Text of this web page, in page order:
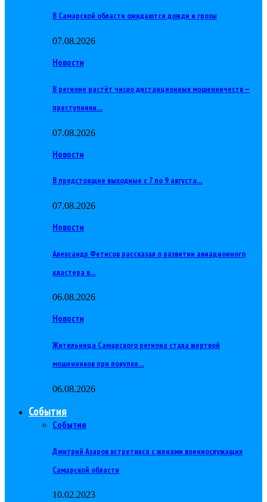
В Самарской области ожидаются дожди и грозы
07.08.2026
Новости
В регионе растёт число дистанционных мошенничеств —
преступники…
07.08.2026
Новости
В предстоящие выходные с 7 по 9 августа…
07.08.2026
Новости
Александр Фетисов рассказал о развитии авиационного
кластера в…
06.08.2026
Новости
Жительница Самарского региона стала жертвой
мошенников при покупке…
06.08.2026
События
События
Дмитрий Азаров встретился с женами военнослужащих
Самарской области
10.02.2023